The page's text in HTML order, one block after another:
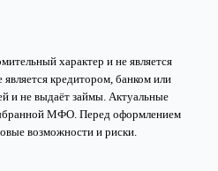
характер и не является
кредитором, банком или
и не выдаёт займы. Актуальные
МФО. Перед оформлением
возможности и риски.